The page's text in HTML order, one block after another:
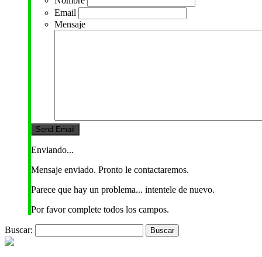
Email
Mensaje
Enviando...
Mensaje enviado. Pronto le contactaremos.
Parece que hay un problema... intentele de nuevo.
Por favor complete todos los campos.
Buscar: